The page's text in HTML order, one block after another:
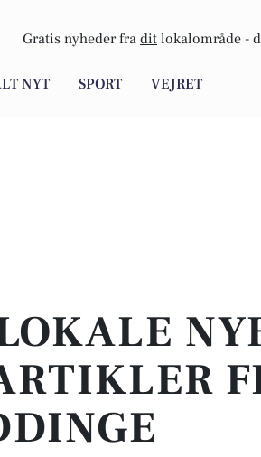
Gratis nyheder fra dit lokalområde -
NYT SPORT VEJRET